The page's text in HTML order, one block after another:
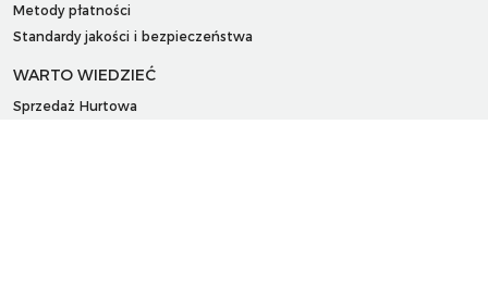
Metody płatności
Standardy jakości i bezpieczeństwa
WARTO WIEDZIEĆ
Sprzedaż Hurtowa